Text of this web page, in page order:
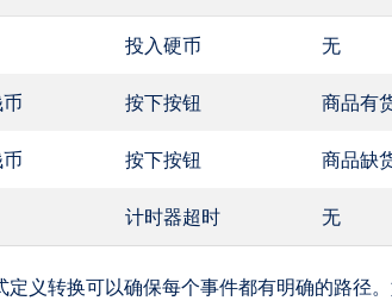
投入硬币 无
按下按钮 商品有
按下按钮 商品缺
计时器超时 无
定义转换可以确保每个事件都有明确的路径